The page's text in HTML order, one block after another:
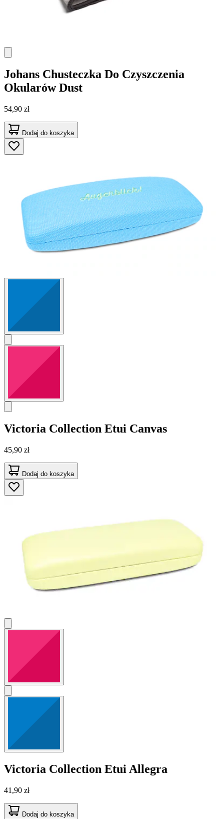
Johans Chusteczka Do Czyszczenia
Okularów Dust
54,90 zł
Dodaj do koszyka
Victoria Collection Etui Canvas
45,90 zł
Dodaj do koszyka
Victoria Collection Etui Allegra
41,90 zł
Dodaj do koszyka